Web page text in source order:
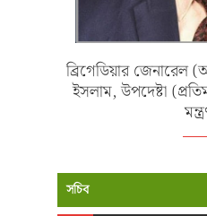
ব্রিগেডিয়ার
ইসলাম, উপদেষ্টা
সচিব